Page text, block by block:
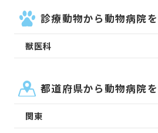
診療動物から動物病院
獣医科
都道府県から動物病院
関東